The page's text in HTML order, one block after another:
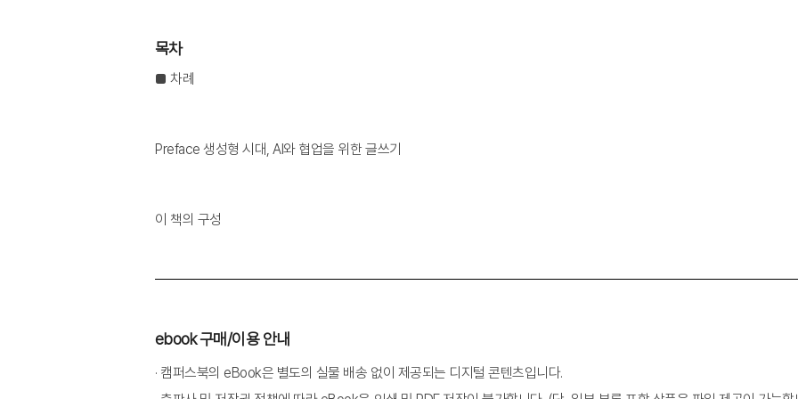
목차
■ 차례
Preface 생성형 시대, AI와 협업을 위한 글쓰기
이 책의 구성
ebook 구매/이용 안내
· 캠퍼스북의 eBook은 별도의 실물 배송 없이 제공되는 디지털 콘텐츠입니다.